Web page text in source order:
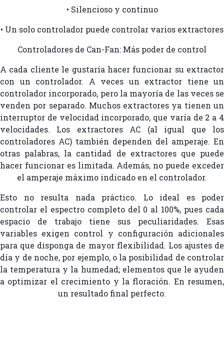
• Silencioso y continuo
• Un solo controlador puede controlar varios extractores
Controladores de Can-Fan: Más poder de control
A cada cliente le gustaría hacer funcionar su extractor
con un controlador. A veces un extractor tiene un
controlador incorporado, pero la mayoría de las veces se
venden por separado. Muchos extractores ya tienen un
interruptor de velocidad incorporado, que varía de 2 a 4
velocidades. Los extractores AC (al igual que los
controladores AC) también dependen del amperaje. En
otras palabras, la cantidad de extractores que puede
hacer funcionar es limitada. Además, no puede exceder
el amperaje máximo indicado en el controlador.
Esto no resulta nada práctico. Lo ideal es poder
controlar el espectro completo del 0 al 100%, pues cada
espacio de trabajo tiene sus peculiaridades. Esas
variables exigen control y configuración adicionales
para que disponga de mayor flexibilidad. Los ajustes de
día y de noche, por ejemplo, o la posibilidad de controlar
la temperatura y la humedad; elementos que le ayuden
a optimizar el crecimiento y la floración. En resumen,
un resultado final perfecto.